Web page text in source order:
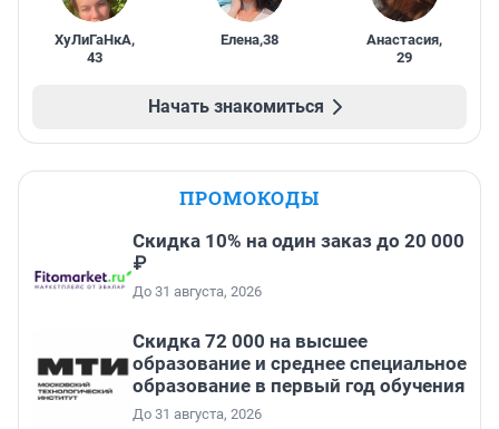
ХуЛиГаНкА,
43
Елена,38 Анастасия,
29
Начать знакомиться
ПРОМОКОДЫ
Скидка 10% на один заказ до 20 000
₽
До 31 августа, 2026
Скидка 72 000 на высшее
образование и среднее специальное
образование в первый год обучения
До 31 августа, 2026